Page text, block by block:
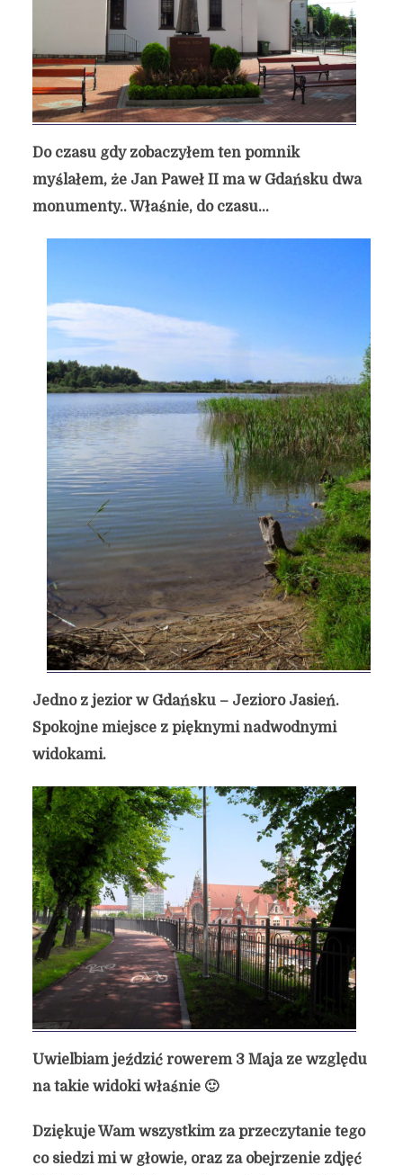
Do czasu gdy zobaczyłem ten pomnik
myślałem, że Jan Paweł II ma w Gdańsku dwa
monumenty.. Właśnie, do czasu…
Jedno z jezior w Gdańsku – Jezioro Jasień.
Spokojne miejsce z pięknymi nadwodnymi
widokami.
Uwielbiam jeździć rowerem 3 Maja ze względu
na takie widoki właśnie 🙂
Dziękuje Wam wszystkim za przeczytanie tego
co siedzi mi w głowie, oraz za obejrzenie zdjęć